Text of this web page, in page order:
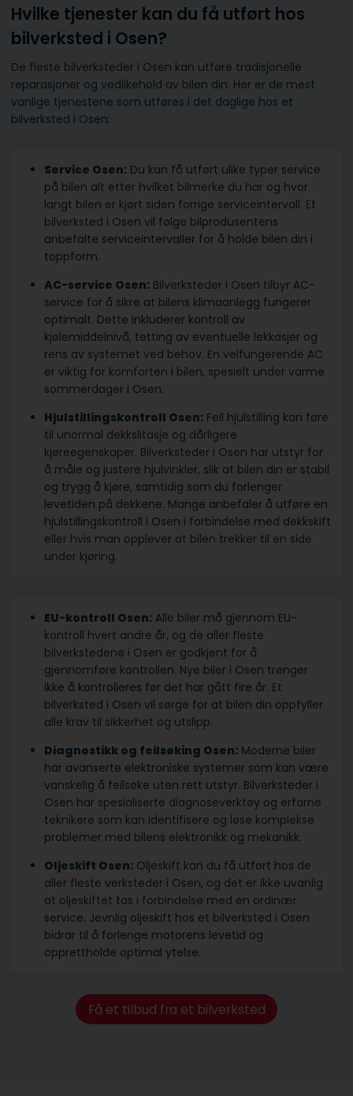
Hvilke tjenester kan du få utført hos
bilverksted i Osen?
De fleste bilverksteder i Osen kan utføre tradisjonelle
reparasjoner og vedlikehold av bilen din. Her er de mest
vanlige tjenestene som utføres i det daglige hos et
bilverksted i Osen:
Service Osen: Du kan få utført ulike typer service
på bilen alt etter hvilket bilmerke du har og hvor
langt bilen er kjørt siden forrige serviceintervall. Et
bilverksted i Osen vil følge bilprodusentens
anbefalte serviceintervaller for å holde bilen din i
toppform.
AC-service Osen: Bilverksteder i Osen tilbyr AC-
service for å sikre at bilens klimaanlegg fungerer
optimalt. Dette inkluderer kontroll av
kjølemiddelnivå, tetting av eventuelle lekkasjer og
rens av systemet ved behov. En velfungerende AC
er viktig for komforten i bilen, spesielt under varme
sommerdager i Osen.
Hjulstillingskontroll Osen: Feil hjulstilling kan føre
til unormal dekkslitasje og dårligere
kjøreegenskaper. Bilverksteder i Osen har utstyr for
å måle og justere hjulvinkler, slik at bilen din er stabil
og trygg å kjøre, samtidig som du forlenger
levetiden på dekkene. Mange anbefaler å utføre en
hjulstillingskontroll i Osen i forbindelse med dekkskift
eller hvis man opplever at bilen trekker til en side
under kjøring.
EU-kontroll Osen: Alle biler må gjennom EU-
kontroll hvert andre år, og de aller fleste
bilverkstedene i Osen er godkjent for å
gjennomføre kontrollen. Nye biler i Osen trenger
ikke å kontrolleres før det har gått fire år. Et
bilverksted i Osen vil sørge for at bilen din oppfyller
alle krav til sikkerhet og utslipp.
Diagnostikk og feilsøking Osen: Moderne biler
har avanserte elektroniske systemer som kan være
vanskelig å feilsøke uten rett utstyr. Bilverksteder i
Osen har spesialiserte diagnoseverktøy og erfarne
teknikere som kan identifisere og løse komplekse
problemer med bilens elektronikk og mekanikk.
Oljeskift Osen: Oljeskift kan du få utført hos de
aller fleste verksteder i Osen, og det er ikke uvanlig
at oljeskiftet tas i forbindelse med en ordinær
service. Jevnlig oljeskift hos et bilverksted i Osen
bidrar til å forlenge motorens levetid og
opprettholde optimal ytelse.
Få et tilbud fra et bilverksted